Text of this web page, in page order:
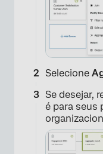
Selecione
Se desejar,
é para seus